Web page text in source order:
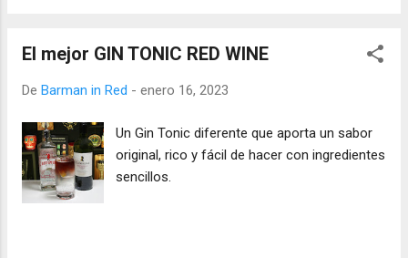
El mejor GIN TONIC RED WINE
De Barman in Red - enero 16, 2023
Un Gin Tonic diferente que aporta un sabor
original, rico y fácil de hacer con ingredientes
sencillos.